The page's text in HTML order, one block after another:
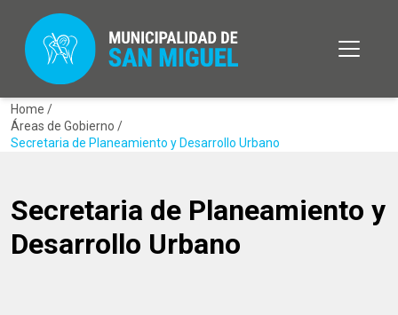
Home /
Áreas de Gobierno /
Secretaria de Planeamiento y Desarrollo Urbano
Secretaria de Planeamiento y
Desarrollo Urbano